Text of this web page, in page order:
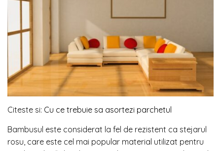
Citeste si: Cu ce trebuie sa asortezi parchetul
Bambusul este considerat la fel de rezistent ca stejarul
rosu, care este cel mai popular material utilizat pentru